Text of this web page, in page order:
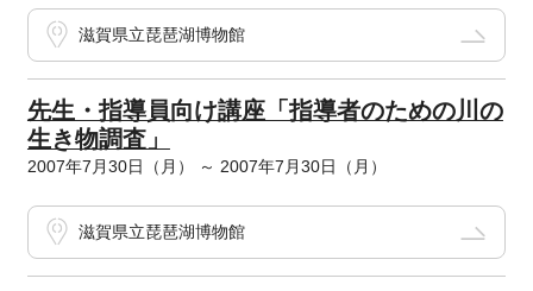
滋賀県立琵琶湖博物館
先生・指導員向け講座「指導者のための川の
生き物調査」
2007年7月30日（月） ～ 2007年7月30日（月）
滋賀県立琵琶湖博物館